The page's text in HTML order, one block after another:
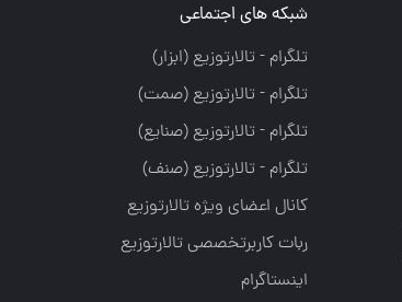
شبکه های اجتماعی
تلگرام - تالارتوزيع (ابزار)
تلگرام - تالارتوزيع (صمت)
تلگرام - تالارتوزيع (صنايع)
تلگرام - تالارتوزیع (صنف)
کانال اعضای ویژه تالارتوزیع
ربات کاربرتخصصی تالارتوزیع
اینستاگرام